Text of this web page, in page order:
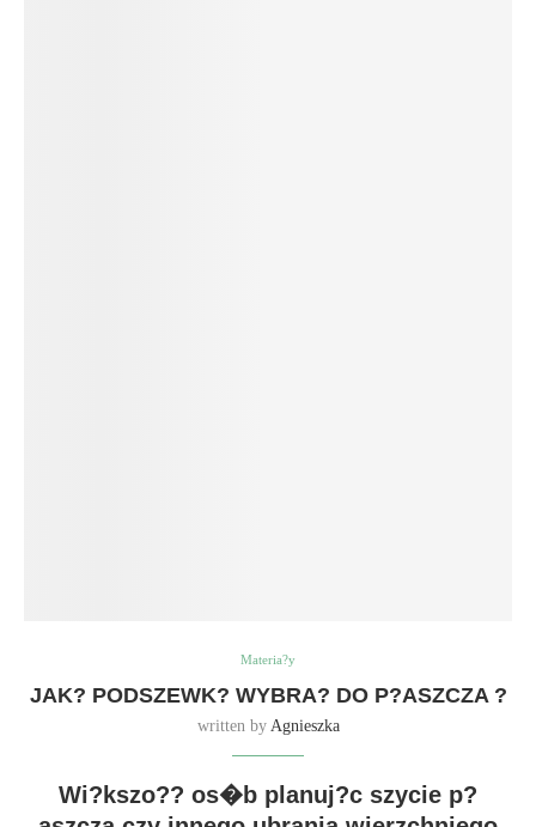
Materia?y
JAK? PODSZEWK? WYBRA? DO P?ASZCZA ?
written by Agnieszka
Wi?kszo?? os�b planuj?c szycie p?